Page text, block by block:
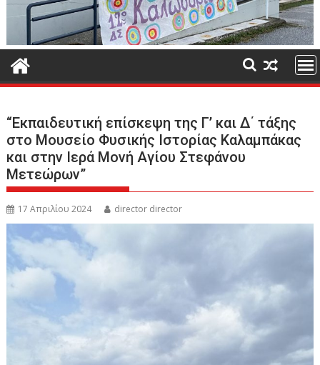
“Εκπαιδευτική επίσκεψη της Γ’ και Δ΄ τάξης
στο Μουσείο Φυσικής Ιστορίας Καλαμπάκας
και στην Ιερά Μονή Αγίου Στεφάνου
Μετεώρων”
17 Απριλίου 2024 director director